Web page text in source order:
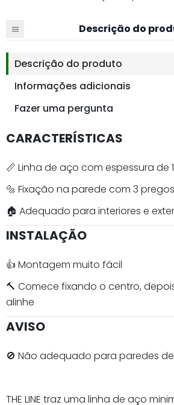
Descrição do
Descrição do produto
Informações adicionais
Fazer uma pergunta
CARACTERÍSTICAS
📏 Linha de aço com espessura de
🔩 Fixação na parede com 3 pregos
🏠 Adequado para interiores e
INSTALAÇÃO
👍 Montagem muito fácil
🔨 Comece fixando o centro,
alinhe
AVISO
🚫 Não adequado para paredes
THE LINE traz uma linha de aço